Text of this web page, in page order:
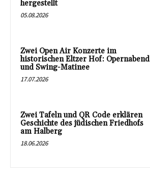
hergestellt
05.08.2026
Zwei Open Air Konzerte im
historischen Eltzer Hof: Opernabend
und Swing-Matinee
17.07.2026
Zwei Tafeln und QR Code erklären
Geschichte des jüdischen Friedhofs
am Halberg
18.06.2026